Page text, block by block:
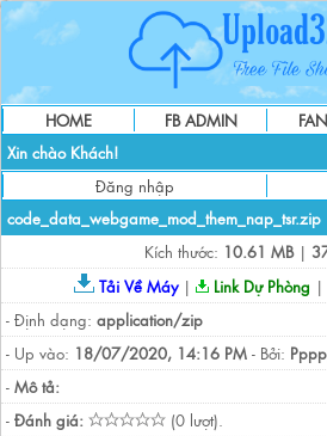
HOME FB ADMIN
Xin chào Khách!
Đăng nhập
code_data_webgame_mod_them_nap_tsr.zip
Kích thước: 10.61 MB|
Tải Về Máy| Link Dự Phòng |
- Định dạng: application/zip
- Up vào: 18/07/2020, 14:16 PM - Bởi:
- Mô tả:
- Đánh giá:
(0 lượt).